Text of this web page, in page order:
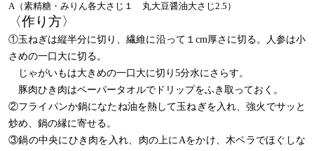
A（素精糖・みりん各大さじ１ 丸大豆醤油大さじ2.5）
〈作り方〉
①玉ねぎは縦半分に切り、繊維に沿って１cm厚さに切る。人参は小
さめの一口大に切る。
じゃがいもは大きめの一口大に切り5分水にさらす。
豚肉ひき肉はペーパータオルでドリップをふき取っておく。
②フライパンか鍋になたね油を熱して玉ねぎを入れ、強火でサッと
炒め、鍋の縁に寄せる。
③鍋の中央にひき肉を入れ、肉の上にAをかけ、木ベラでほぐしな